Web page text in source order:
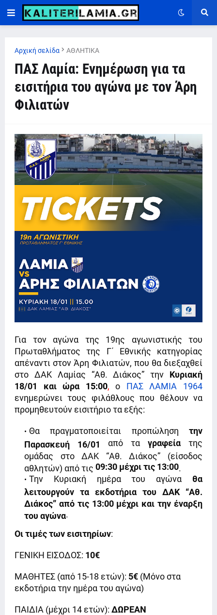
Αρχική σελίδα ΑΘΛΗΤΙΚΑ
ΠΑΣ Λαμία: Ενημέρωση για τα
εισιτήρια του αγώνα με τον Άρη
Φιλιατών
Για τον αγώνα της 19ης αγωνιστικής του
Πρωταθλήματος της Γ΄ Εθνικής κατηγορίας
απέναντι στον Άρη Φιλιατών, που θα διεξαχθεί
στο ΔΑΚ Λαμίας “Αθ. Διάκος” την Κυριακή
18/01 και ώρα 15:00, ο ΠΑΣ ΛΑΜΙΑ 1964
ενημερώνει τους φιλάθλους που θέλουν να
προμηθευτούν εισιτήριο τα εξής:
Θα πραγματοποιείται προπώληση την
Παρασκευή 16/01 από τα γραφεία της
ομάδας στο ΔΑΚ “Αθ. Διάκος” (είσοδος
αθλητών) από τις 09:30 μέχρι τις 13:00
Την Κυριακή ημέρα του αγώνα θα
λειτουργούν τα εκδοτήρια του ΔΑΚ “Αθ.
Διάκος” από τις 13:00 μέχρι και την έναρξη
του αγώνα.
Οι τιμές των εισιτηρίων:
ΓΕΝΙΚΗ ΕΙΣΟΔΟΣ: 10€
ΜΑΘΗΤΕΣ (από 15-18 ετών): 5€ (Μόνο στα
εκδοτήρια την ημέρα του αγώνα)
ΠΑΙΔΙΑ (μέχρι 14 ετών): ΔΩΡΕΑΝ